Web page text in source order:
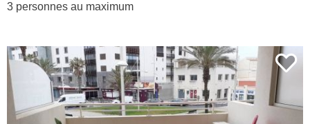
3 personnes au maximum